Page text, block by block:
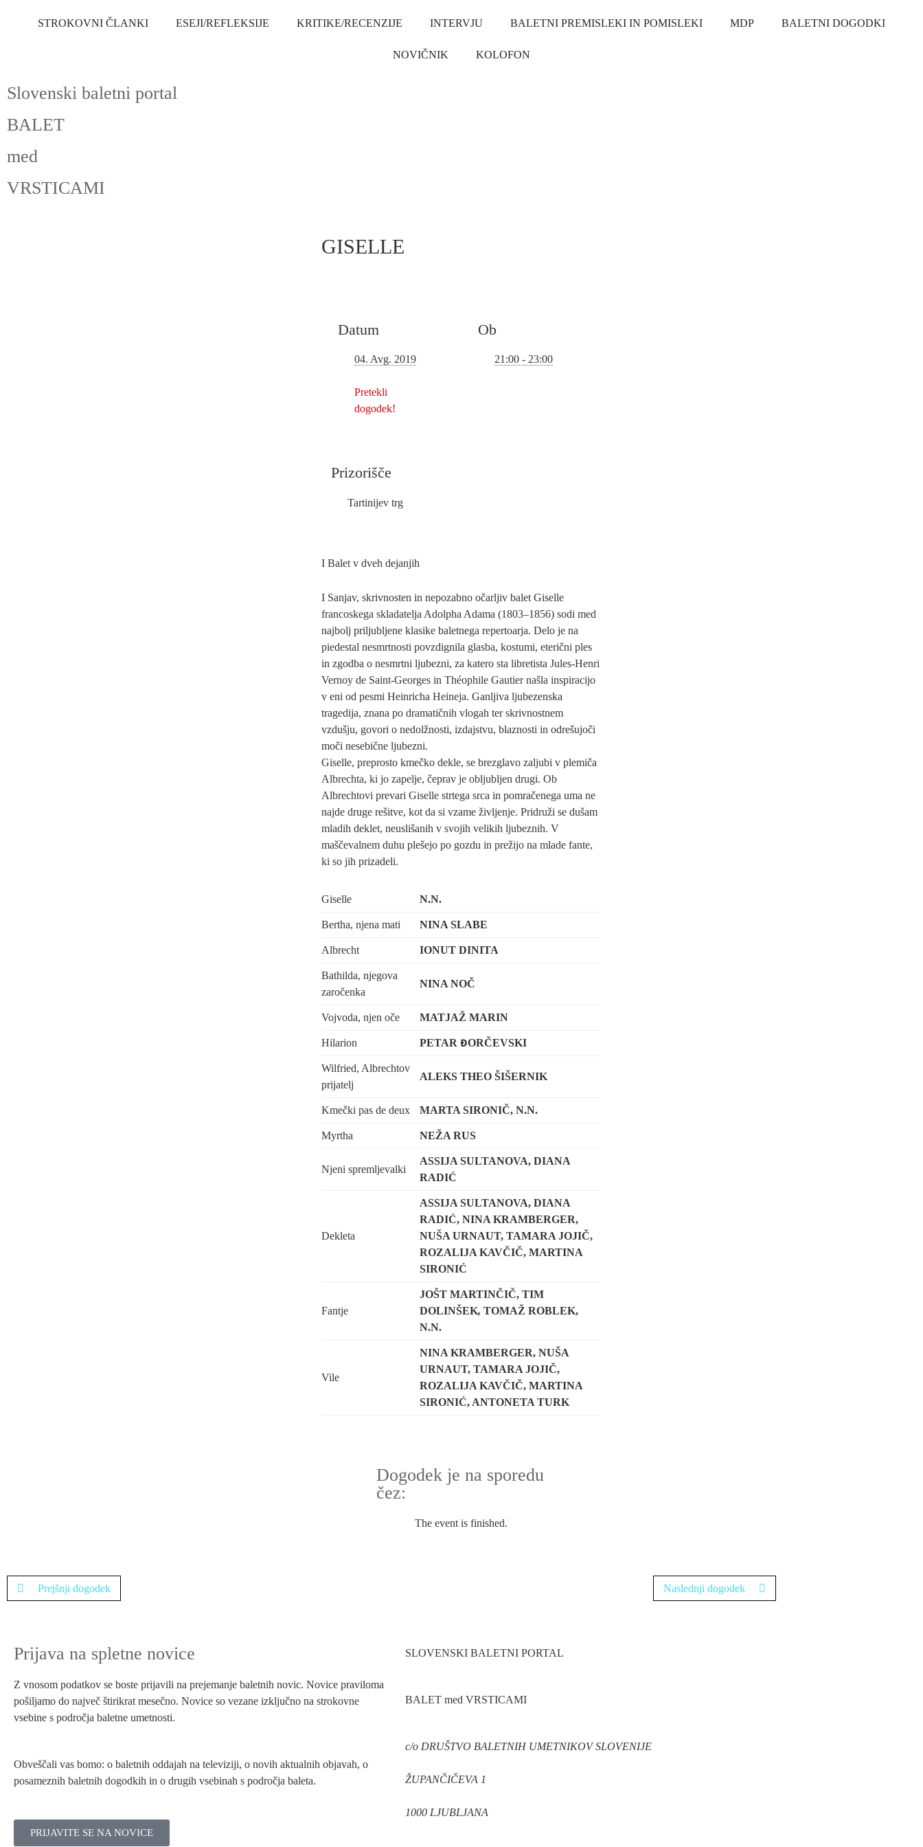
STROKOVNI ČLANKI ESEJI/REFLEKSIJE KRITIKE/RECENZIJE INTERVJU BALETNI PREMISLEKI IN POMISLEKI MDP BALETNI DOGODKI
NOVIČNIK KOLOFON
Slovenski baletni portal
BALET
med
VRSTICAMI
GISELLE
Datum
04. Avg. 2019
Pretekli
dogodek!
Ob
21:00 - 23:00
Prizorišče
Tartinijev trg
I Balet v dveh dejanjih
I Sanjav, skrivnosten in nepozabno očarljiv balet Giselle
francoskega skladatelja Adolpha Adama (1803–1856) sodi med
najbolj priljubljene klasike baletnega repertoarja. Delo je na
piedestal nesmrtnosti povzdignila glasba, kostumi, eterični ples
in zgodba o nesmrtni ljubezni, za katero sta libretista Jules-Henri
Vernoy de Saint-Georges in Théophile Gautier našla inspiracijo
v eni od pesmi Heinricha Heineja. Ganljiva ljubezenska
tragedija, znana po dramatičnih vlogah ter skrivnostnem
vzdušju, govori o nedolžnosti, izdajstvu, blaznosti in odrešujoči
moči nesebične ljubezni.
Giselle, preprosto kmečko dekle, se brezglavo zaljubi v plemiča
Albrechta, ki jo zapelje, čeprav je obljubljen drugi. Ob
Albrechtovi prevari Giselle strtega srca in pomračenega uma ne
najde druge rešitve, kot da si vzame življenje. Pridruži se dušam
mladih deklet, neuslišanih v svojih velikih ljubeznih. V
maščevalnem duhu plešejo po gozdu in prežijo na mlade fante,
ki so jih prizadeli.
Giselle N.N.
Bertha, njena mati NINA SLABE
Albrecht IONUT DINITA
Bathilda, njegova
zaročenka
NINA NOČ
Vojvoda, njen oče MATJAŽ MARIN
Hilarion PETAR ĐORČEVSKI
Wilfried, Albrechtov
prijatelj
ALEKS THEO ŠIŠERNIK
Kmečki pas de deux MARTA SIRONIČ, N.N.
Myrtha NEŽA RUS
Njeni spremljevalki
ASSIJA SULTANOVA, DIANA
RADIĆ
Dekleta
ASSIJA SULTANOVA, DIANA
RADIĆ, NINA KRAMBERGER,
NUŠA URNAUT, TAMARA JOJIČ,
ROZALIJA KAVČIČ, MARTINA
SIRONIĆ
Fantje
JOŠT MARTINČIČ, TIM
DOLINŠEK, TOMAŽ ROBLEK,
N.N.
Vile
NINA KRAMBERGER, NUŠA
URNAUT, TAMARA JOJIČ,
ROZALIJA KAVČIČ, MARTINA
SIRONIĆ, ANTONETA TURK
Dogodek je na sporedu
čez:
The event is finished.
Prejšnji dogodek Naslednji dogodek
Prijava na spletne novice
Z vnosom podatkov se boste prijavili na prejemanje baletnih novic. Novice praviloma
pošiljamo do največ štirikrat mesečno. Novice so vezane izključno na strokovne
vsebine s področja baletne umetnosti.
Obveščali vas bomo: o baletnih oddajah na televiziji, o novih aktualnih objavah, o
posameznih baletnih dogodkih in o drugih vsebinah s področja baleta.
PRIJAVITE SE NA NOVICE
SLOVENSKI BALETNI PORTAL
BALET med VRSTICAMI
c/o DRUŠTVO BALETNIH UMETNIKOV SLOVENIJE
ŽUPANČIČEVA 1
1000 LJUBLJANA